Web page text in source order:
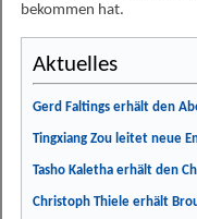
bekommen hat.
Aktuelles
Gerd Faltings erhält den
Tingxiang Zou leitet neue
Tasho Kaletha erhält den
Christoph Thiele erhält